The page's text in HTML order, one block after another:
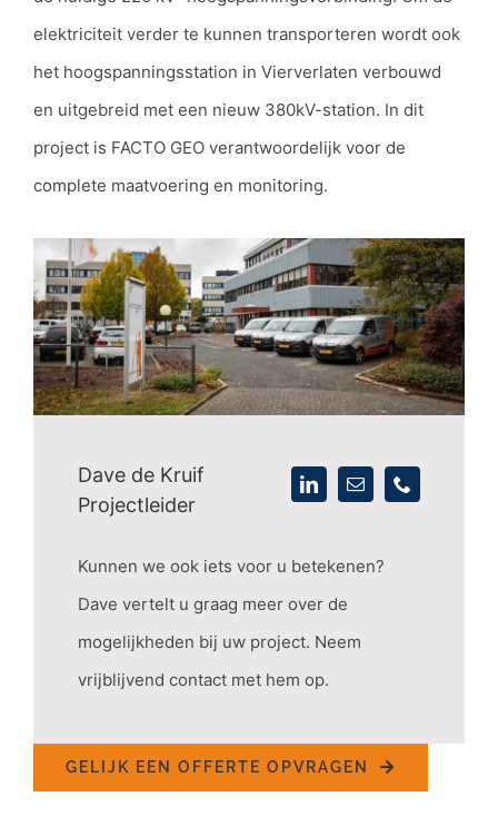
elektriciteit verder te kunnen transporteren wordt ook
het hoogspanningsstation in Vierverlaten verbouwd
en uitgebreid met een nieuw 380kV-station. In dit
project is FACTO GEO verantwoordelijk voor de
complete maatvoering en monitoring.
Dave de Kruif
Projectleider
Kunnen we ook iets voor u betekenen?
Dave vertelt u graag meer over de
mogelijkheden bij uw project. Neem
vrijblijvend contact met hem op.
GELIJK EEN OFFERTE OPVRAGEN